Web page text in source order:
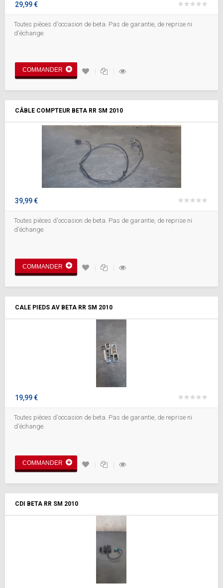
29,99 €
Toutes pièces d'occasion de beta. Pas de garantie, de reprise ni
d'échange.
COMMANDER
CÂBLE COMPTEUR BETA RR SM 2010
39,99 €
Toutes pièces d'occasion de beta. Pas de garantie, de reprise ni
d'échange.
COMMANDER
CALE PIEDS AV BETA RR SM 2010
19,99 €
Toutes pièces d'occasion de beta. Pas de garantie, de reprise ni
d'échange.
COMMANDER
CDI BETA RR SM 2010